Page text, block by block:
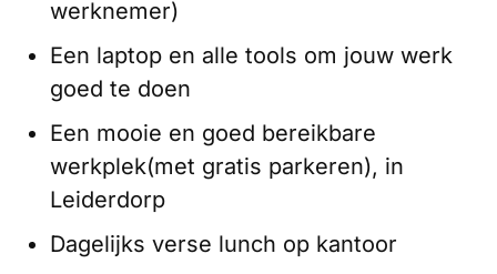
werknemer)
Een laptop en alle tools om jouw werk
goed te doen
Een mooie en goed bereikbare
werkplek(met gratis parkeren), in
Leiderdorp
Dagelijks verse lunch op kantoor